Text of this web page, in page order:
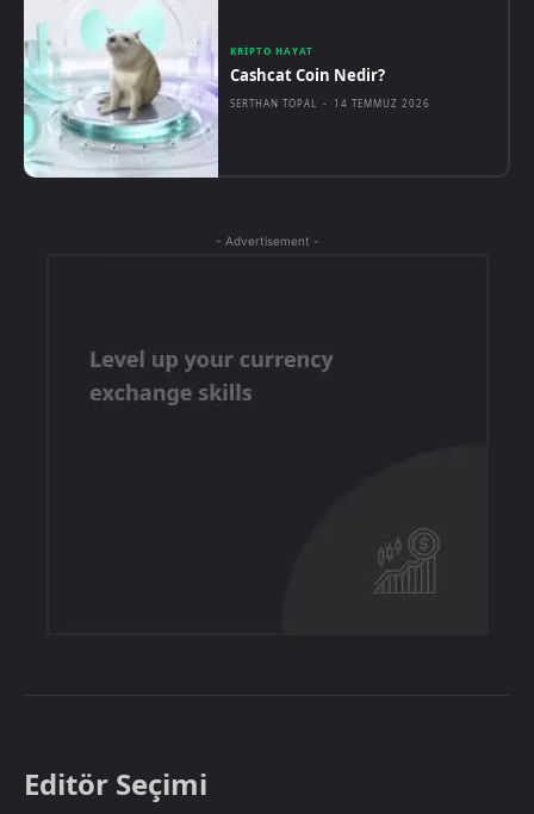
KRIPTO HAYAT
Cashcat Coin Nedir?
SERTHAN TOPAL - 14 TEMMUZ 2026
- Advertisement -
Editör Seçimi